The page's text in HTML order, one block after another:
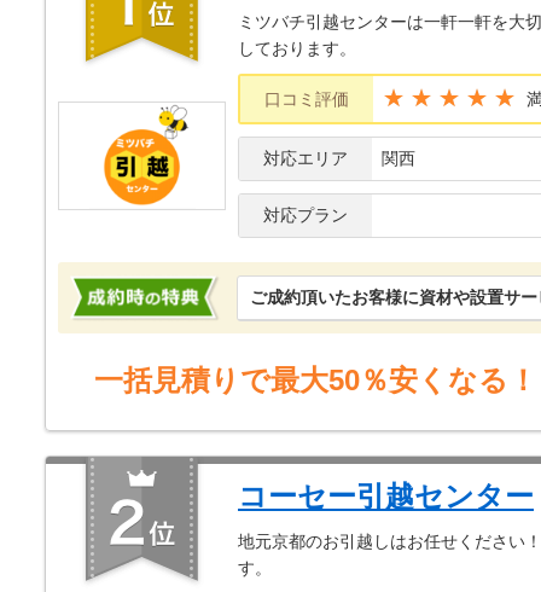
ミツバチ引越センターは一軒一軒を大
しております。
口コミ評価 ★★★★★
対応エリア 関西
対応プラン
ご成約頂いたお客様に資材や設置サ
一括見積りで最大50％安くなる！
コーセー引越センター
地元京都のお引越しはお任せください
す。